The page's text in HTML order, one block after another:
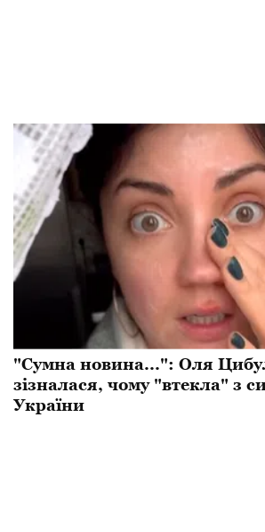
"Сумна новина...": Оля
зізналася, чому "втекла" з
України